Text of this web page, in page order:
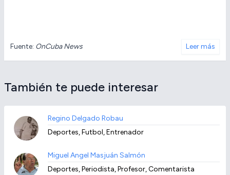
Fuente: OnCuba News Leer más
También te puede interesar
Regino Delgado Robau
Deportes, Futbol, Entrenador
Miguel Angel Masjuán Salmón
Deportes, Periodista, Profesor, Comentarista